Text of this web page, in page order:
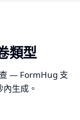
類型
— FormHug 支
生成。